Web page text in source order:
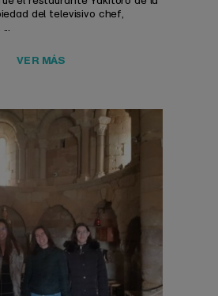
del televisivo chef,
VER MÁS